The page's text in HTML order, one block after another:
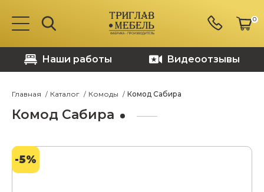
0
Наши работы Видеоотзывы
Главная Каталог Комоды Комод Сабира
Комод Сабира
-5%